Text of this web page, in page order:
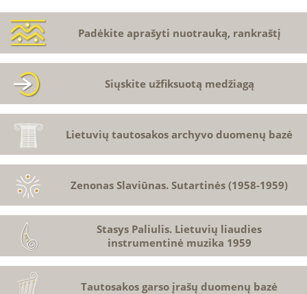
Padėkite aprašyti nuotrauką, rankraštį
Siųskite užfiksuotą medžiagą
Lietuvių tautosakos archyvo duomenų bazė
Zenonas Slaviūnas. Sutartinės (1958-1959)
Stasys Paliulis. Lietuvių liaudies
instrumentinė muzika 1959
Tautosakos garso įrašų duomenų bazė